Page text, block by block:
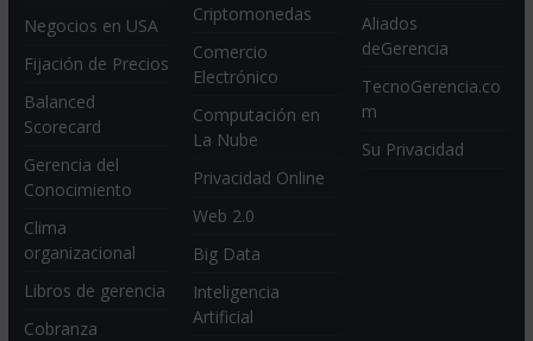
Negocios en USA
Fijación de Precios
Balanced
Scorecard
Gerencia del
Conocimiento
Clima
organizacional
Libros de gerencia
Cobranza
Criptomonedas
Comercio
Electrónico
Computación en
La Nube
Privacidad Online
Web 2.0
Big Data
Inteligencia
Artificial
Aliados
deGerencia
TecnoGerencia.co
m
Su Privacidad